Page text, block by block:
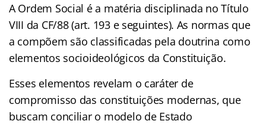
A Ordem Social é a matéria disciplinada no Título
VIII da CF/88 (art. 193 e seguintes). As normas que
a compõem são classificadas pela doutrina como
elementos socioideológicos da Constituição.
Esses elementos revelam o caráter de
compromisso das constituições modernas, que
buscam conciliar o modelo de Estado